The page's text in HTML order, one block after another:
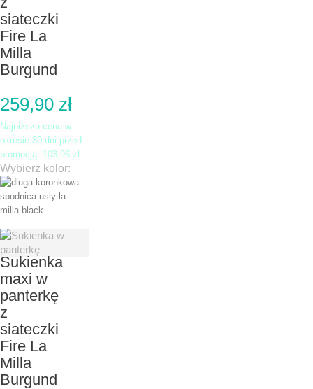
siateczki
Fire La
Milla
Burgund
259,90 zł
Najniższa cena w
okresie 30 dni przed
promocją: 103,96 zł
Wybierz kolor:
Sukienka
maxi w
panterkę
z
siateczki
Fire La
Milla
Burgund